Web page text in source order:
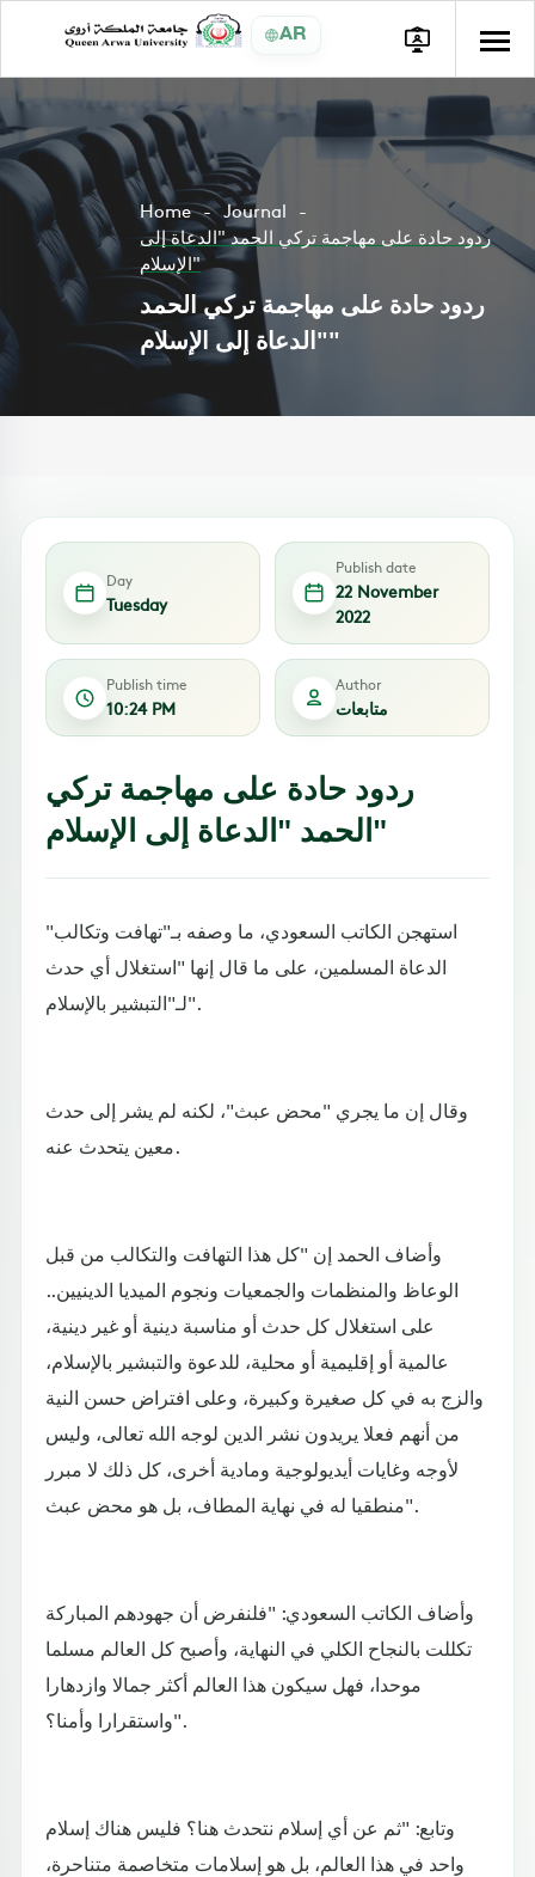
AR
Home
Journal
ردود حادة على مهاجمة تركي الحمد "الدعاة إلى
الإسلام"
ردود حادة على مهاجمة تركي الحمد
"الدعاة إلى الإسلام"
Day
Tuesday
Publish date
22 November
2022
Publish time
10:24 PM
Author
متابعات
ردود حادة على مهاجمة تركي
الحمد "الدعاة إلى الإسلام"
استهجن الكاتب السعودي، ما وصفه بـ"تهافت وتكالب"
الدعاة المسلمين، على ما قال إنها "استغلال أي حدث
لـ"التبشير بالإسلام".
وقال إن ما يجري "محض عبث"، لكنه لم يشر إلى حدث
معين يتحدث عنه.
وأضاف الحمد إن "كل هذا التهافت والتكالب من قبل
الوعاظ والمنظمات والجمعيات ونجوم الميديا الدينيين..
على استغلال كل حدث أو مناسبة دينية أو غير دينية،
عالمية أو إقليمية أو محلية، للدعوة والتبشير بالإسلام،
والزج به في كل صغيرة وكبيرة، وعلى افتراض حسن النية
من أنهم فعلا يريدون نشر الدين لوجه الله تعالى، وليس
لأوجه وغايات أيديولوجية ومادية أخرى، كل ذلك لا مبرر
منطقيا له في نهاية المطاف، بل هو محض عبث".
وأضاف الكاتب السعودي: "فلنفرض أن جهودهم المباركة
تكللت بالنجاح الكلي في النهاية، وأصبح كل العالم مسلما
موحدا، فهل سيكون هذا العالم أكثر جمالا وازدهارا
واستقرارا وأمنا؟".
وتابع: "ثم عن أي إسلام نتحدث هنا؟ فليس هناك إسلام
واحد في هذا العالم، بل هو إسلامات متخاصمة متناحرة،